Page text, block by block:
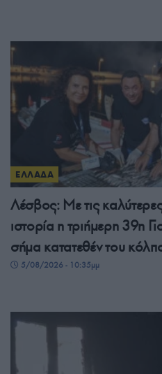
ΕΛΛΑΔΑ
Λέσβος: Με τις
ιστορία η τριήμερη 39η
σήμα κατατεθέν του
5/08/2026 - 10:35μμ